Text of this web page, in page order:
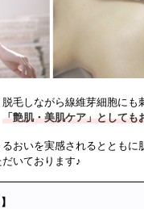
毛しながら線維芽細胞にも
「艶肌・美肌ケア」としても
おいを実感されるとともに
いております♪